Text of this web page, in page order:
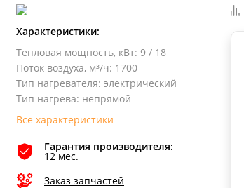
Характеристики:
Тепловая мощность, кВт: 9 / 18
Поток воздуха, м³/ч: 1700
Тип нагревателя: электрический
Тип нагрева: непрямой
Все характеристики
Гарантия производителя:
12 мес.
Заказ запчастей